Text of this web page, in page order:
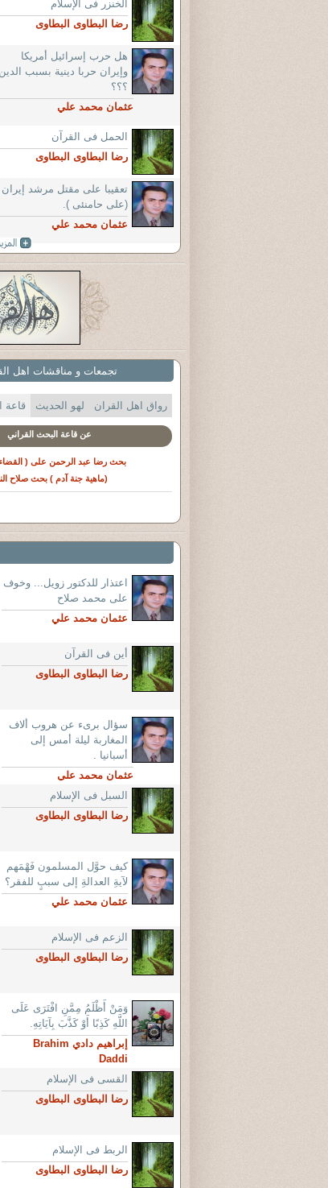
الخنزر فى الإسلام
رضا البطاوى البطاوى
هل حرب إسرائيل أمريكا
وإيران حربا دينية بسبب الدين
؟؟؟
عثمان محمد علي
الحمل فى القرآن
رضا البطاوى البطاوى
تعقيبا على مقتل مرشد إيران
(على حامنئى ).
عثمان محمد علي
تجمعات و مناقشات اهل
رواق اهل القران لهو الحديث قاعة
عن رواق اهل القران
مناقشة القران و كفي
بداية الرد
هل كان النبي (ص) يقرأ
اعتذار للدكتور زويل... وخوف
على محمد صلاح
عثمان محمد علي
أين فى القرآن
رضا البطاوى البطاوى
سؤال برىء عن هروب ألاف
المغاربة ليلة أمس إلى
أسبانيا .
عثمان محمد علي
السبل فى الإسلام
رضا البطاوى البطاوى
كيف حوَّل المسلمون فَهْمَهم
لآيةِ العدالةِ إلى سببٍ للفقر؟
عثمان محمد علي
الزعم فى الإسلام
رضا البطاوى البطاوى
وَمَنْ أَظْلَمُ مِمَّنِ افْتَرَى عَلَى
اللَّهِ كَذِبًا أَوْ كَذَّبَ بِآيَاتِهِ.
إبراهيم دادي Brahim
Daddi
القسى فى الإسلام
رضا البطاوى البطاوى
الربط فى الإسلام
رضا البطاوى البطاوى